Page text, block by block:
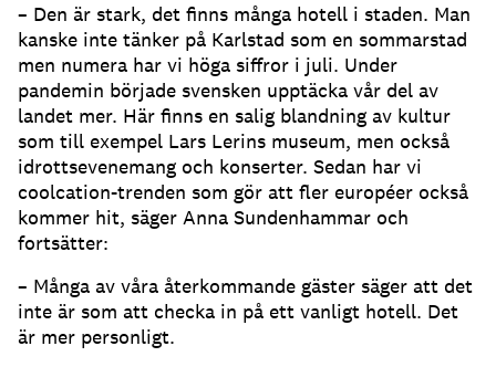
– Den är stark, det finns många hotell i staden. Man
kanske inte tänker på Karlstad som en sommarstad
men numera har vi höga siffror i juli. Under
pandemin började svensken upptäcka vår del av
landet mer. Här finns en salig blandning av kultur
som till exempel Lars Lerins museum, men också
idrottsevenemang och konserter. Sedan har vi
coolcation-trenden som gör att fler européer också
kommer hit, säger Anna Sundenhammar och
fortsätter:
– Många av våra återkommande gäster säger att det
inte är som att checka in på ett vanligt hotell. Det
är mer personligt.